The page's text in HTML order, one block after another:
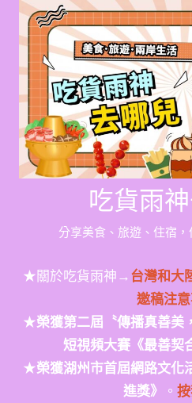
Skip
content
吃貨雨
分享美食、旅遊、住宿
★關於吃貨雨神→台灣和大
邀稿注
★榮獲第二屆〝傳播真善美
短視頻大賽《最善契
★榮獲湖州市首屆網路文化
進獎》
。